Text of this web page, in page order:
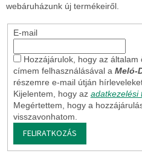
webáruházunk új termékeiről.
E-mail
Hozzájárulok, hogy az
címem felhasználásával a Meló-
részemre e-mail útján
Kijelentem, hogy az adatkezelési
Megértettem, hogy a
visszavonhatom.
FELIRATKOZÁS